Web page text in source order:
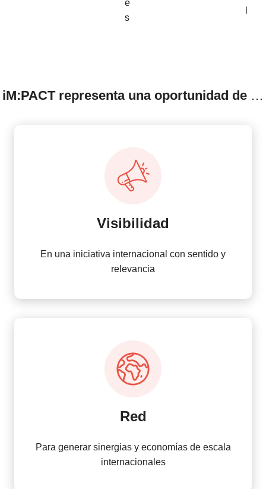
e
s
iM:PACT representa una oportunidad de …
Visibilidad
En una iniciativa internacional con sentido y
relevancia
Red
Para generar sinergias y economías de escala
internacionales